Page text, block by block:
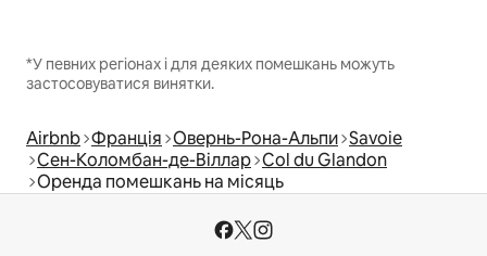
*У певних регіонах і для деяких помешкань можуть
застосовуватися винятки.
Airbnb Франція Овернь-Рона-Альпи Savoie
Сен-Коломбан-де-Віллар Col du Glandon
Оренда помешкань на місяць